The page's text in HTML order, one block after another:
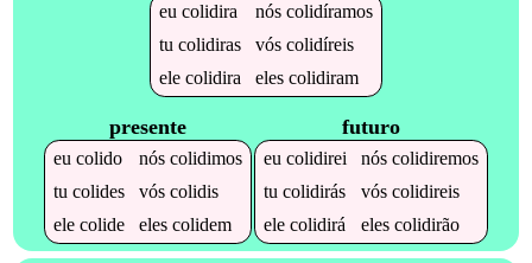
eu colidira nós colidíramos
tu colidiras vós colidíreis
ele colidira eles colidiram
presente
eu colido nós colidimos
tu colides vós colidis
ele colide eles colidem
futuro
eu colidirei nós colidiremos
tu colidirás vós colidireis
ele colidirá eles colidirão